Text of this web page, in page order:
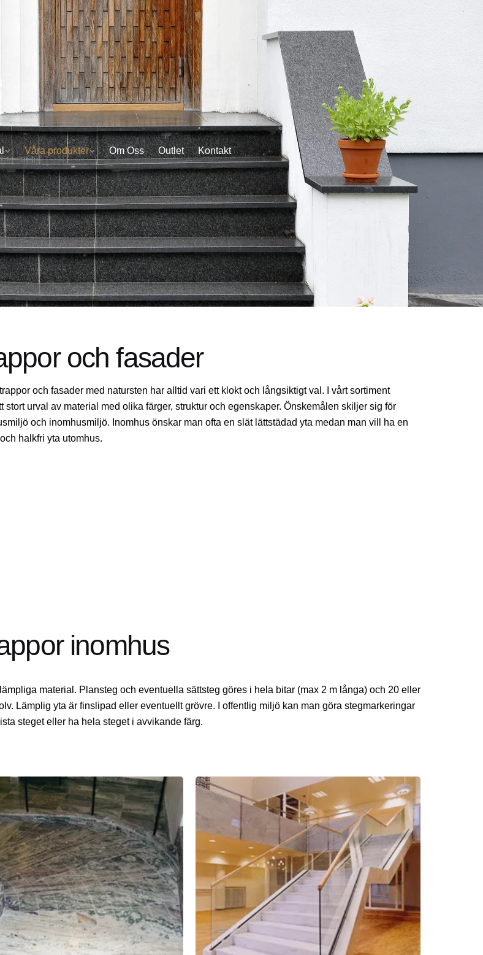
Våra produkter Om Oss Outlet Kontakt
och fasader
och fasader med natursten har alltid vari ett klokt och långsiktigt val. I vårt sortiment
stort urval av material med olika färger, struktur och egenskaper. Önskemålen skiljer sig för
och inomhusmiljö. Inomhus önskar man ofta en slät lättstädad yta medan man vill ha en
halkfri yta utomhus.
inomhus
material. Plansteg och eventuella sättsteg göres i hela bitar (max 2 m långa) och 20 eller
Lämplig yta är finslipad eller eventuellt grövre. I offentlig miljö kan man göra stegmarkeringar
steget eller ha hela steget i avvikande färg.